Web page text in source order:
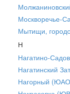
Москворечье-
Мытищи,
Н
Нагатино-
Нагатинский
Нагорный